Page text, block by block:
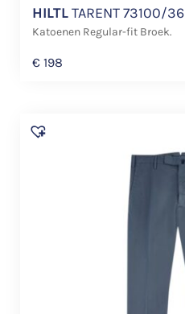
HILTLTARENT 73100/36
Katoenen Regular-fit Broek.
€ 198